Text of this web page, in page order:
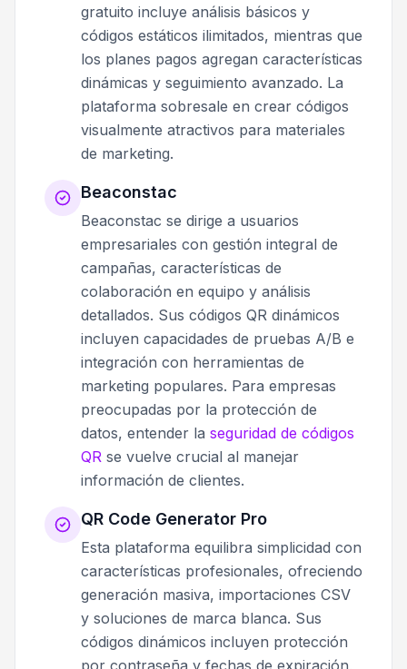
gratuito incluye análisis básicos y
códigos estáticos ilimitados, mientras que
los planes pagos agregan características
dinámicas y seguimiento avanzado. La
plataforma sobresale en crear códigos
visualmente atractivos para materiales
de marketing.
Beaconstac
Beaconstac se dirige a usuarios
empresariales con gestión integral de
campañas, características de
colaboración en equipo y análisis
detallados. Sus códigos QR dinámicos
incluyen capacidades de pruebas A/B e
integración con herramientas de
marketing populares. Para empresas
preocupadas por la protección de
datos, entender la seguridad de códigos
QR se vuelve crucial al manejar
información de clientes.
QR Code Generator Pro
Esta plataforma equilibra simplicidad con
características profesionales, ofreciendo
generación masiva, importaciones CSV
y soluciones de marca blanca. Sus
códigos dinámicos incluyen protección
por contraseña y fechas de expiración,